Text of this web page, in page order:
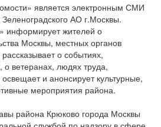
является электронным СМИ
АО г.Москвы.
информирует жителей о
Москвы, местных органов
о событиях,
ветеранах, людях труда,
освещает и анонсирует культурные,
мероприятия района.
района Крюково города Москвы